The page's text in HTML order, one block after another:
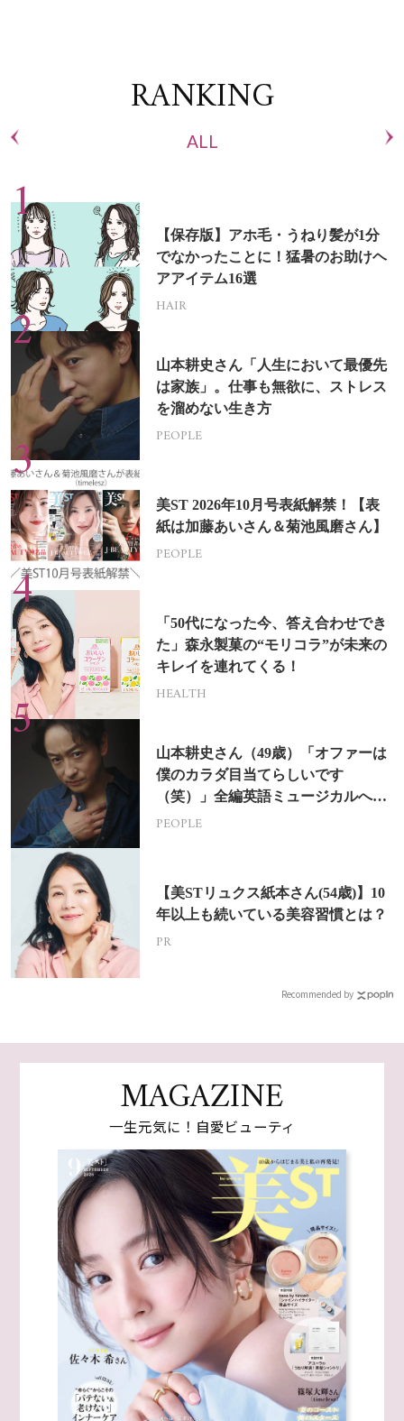
RANKING
ALL
【保存版】アホ毛・うねり髪が1分
でなかったことに！猛暑のお助けヘ
アアイテム16選
HAIR
山本耕史さん「人生において最優先
は家族」。仕事も無欲に、ストレス
を溜めない生き方
PEOPLE
美ST 2026年10月号表紙解禁！【表
紙は加藤あいさん＆菊池風磨さん】
PEOPLE
「50代になった今、答え合わせでき
た」森永製菓の“モリコラ”が未来の
キレイを連れてくる！
HEALTH
山本耕史さん（49歳）「オファーは
僕のカラダ目当てらしいです
（笑）」全編英語ミュージカルへの
挑戦
PEOPLE
【美STリュクス紙本さん(54歳)】10
年以上も続いている美容習慣とは？
PR
Recommended by
MAGAZINE
一生元気に！自愛ビューティ